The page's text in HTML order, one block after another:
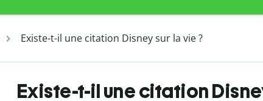
Existe-t-il une citation Disney sur la vie ?
Existe-t-il une citation